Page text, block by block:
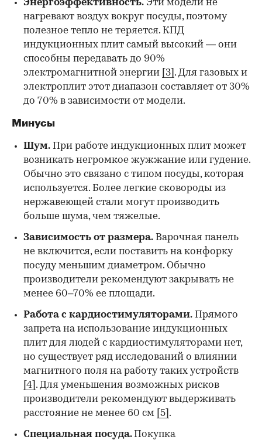
Энергоэффективность. Эти модели не
нагревают воздух вокруг посуды, поэтому
полезное тепло не теряется. КПД
индукционных плит самый высокий — они
способны передавать до 90%
электромагнитной энергии
[3] . Для газовых и
электроплит этот диапазон составляет от 30%
до 70% в зависимости от модели.
Минусы
Шум. При работе индукционных плит может
возникать негромкое жужжание или гудение.
Обычно это связано с типом посуды, которая
используется. Более легкие сковороды из
нержавеющей стали могут производить
больше шума, чем тяжелые.
Зависимость от размера. Варочная панель
не включится, если поставить на конфорку
посуду меньшим диаметром. Обычно
производители рекомендуют закрывать не
менее 60–70% ее площади.
Работа с кардиостимуляторами. Прямого
запрета на использование индукционных
плит для людей с кардиостимуляторами нет,
но существует ряд исследований о влиянии
магнитного поля на работу таких устройств
[4] . Для уменьшения возможных рисков
производители рекомендуют выдерживать
расстояние не менее 60 см [5] .
Специальная посуда. Покупка